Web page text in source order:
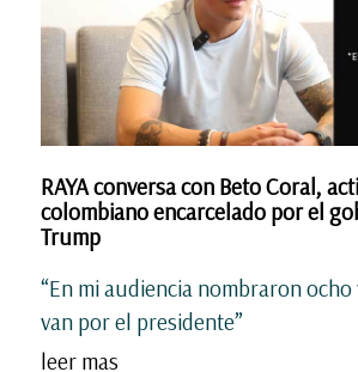
RAYA conversa con Beto Coral,
colombiano encarcelado por el
Trump
“En mi audiencia nombraron ocho
van por el presidente”
leer mas